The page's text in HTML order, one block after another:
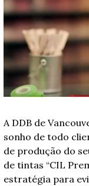
A DDB de
sonho de todo
de produção do
de tintas “CIL
estratégia para